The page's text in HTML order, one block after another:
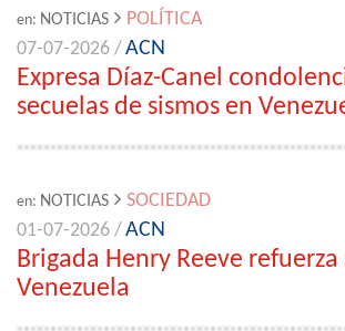
en: NOTICIAS
POLÍTICA
07-07-2026 /ACN
Expresa Díaz-Canel
secuelas de sismos en
en: NOTICIAS
SOCIEDAD
01-07-2026 /ACN
Brigada Henry Reeve
Venezuela